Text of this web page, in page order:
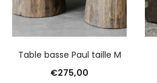
Table basse Paul taille M
€275,00